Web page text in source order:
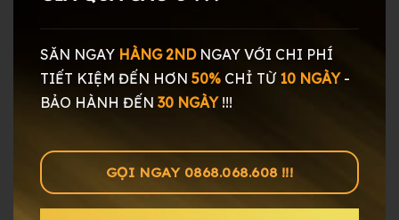
SĂN NGAY HÀNG 2NDNGAY VỚI CHI PHÍ
TIẾT KIỆM ĐẾN HƠN 50% CHỈ TỪ 10 NGÀY-
BẢO HÀNH ĐẾN 30 NGÀY!!!
GỌI NGAY 0868.068.608 !!!